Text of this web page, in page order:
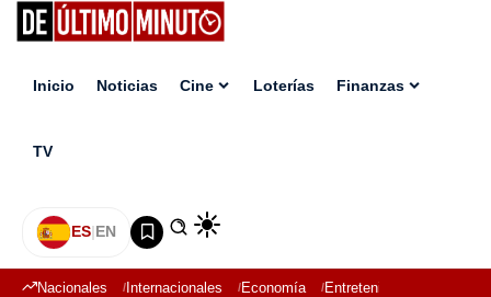
Inicio Noticias Cine Loterías Finanzas
TV
ES|EN
Nacionales Internacionales Economía Entretenimiento